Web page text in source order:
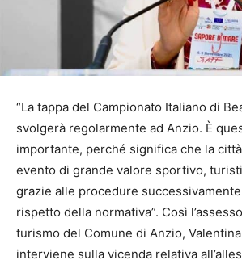
“La tappa del Campionato Italiano di
svolgerà regolarmente ad Anzio. È
importante, perché significa che la
evento di grande valore sportivo,
grazie alle procedure
rispetto della normativa”. Così
turismo del Comune di Anzio,
interviene sulla vicenda relativa